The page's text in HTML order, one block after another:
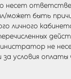
несет
может быть
личного
не
условия оплаты